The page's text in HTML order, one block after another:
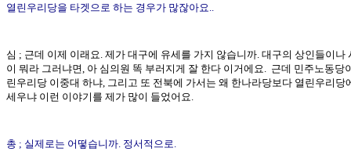
열린우리당을 타겟으로 하는 경우가 많잖아요..
심 ; 근데 이제 이래요. 제가 대구에 유세를 가지 않습니까. 대구의 상인들이나
이 뭐라 그러냐면, 아 심의원 똑 부러지게 잘 한다 이거에요. 근데 민주노동당
린우리당 이중대 하냐, 그리고 또 전북에 가서는 왜 한나라당보다 열린우리당
세우냐 이런 이야기를 제가 많이 들었어요.
총 ; 실제로는 어떻습니까. 정서적으로.